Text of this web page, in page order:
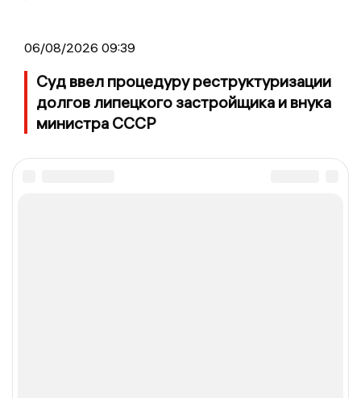
06/08/2026 09:39
Суд ввел процедуру реструктуризации
долгов липецкого застройщика и внука
министра СССР